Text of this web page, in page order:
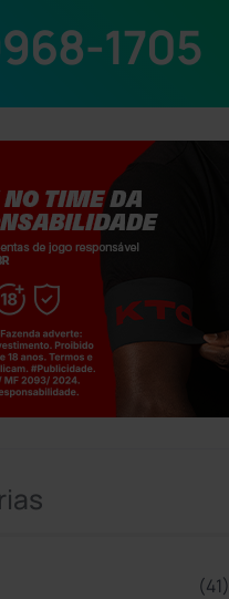
1705
(41)